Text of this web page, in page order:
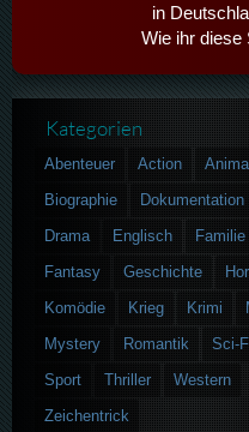
in
Wie ihr diese
Kategorien
Abenteuer Action
Biographie
Dokumentation
Drama
Englisch
Familie
Fantasy
Geschichte
Komödie
Krieg Krimi
Mystery
Romantik
Sci-
Sport
Thriller
Western
Zeichentrick